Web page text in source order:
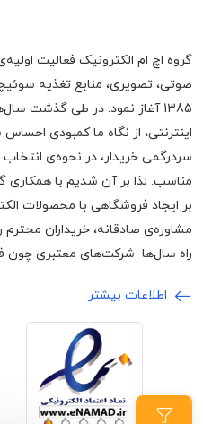
گروه اچ ام الکترونیک فعالیت
صوتی، تصویری، منابع تغذیه
1385 آغاز نمود. در طی گذشت
اینترنتی، از نگاه ما کمبودی
سردرگمی خریدار، در نحوه‌ی
مناسب. لذا بر آن شدیم با همکاری
بر ایجاد فروشگاهی با محصولات
مشاوره‌ی صادقانه، خریداران
راه سال‌ها شرکت‌های معتبری چون
اطلاعات بیشتر